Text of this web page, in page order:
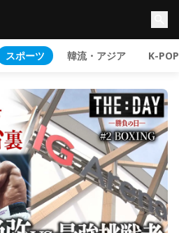
スポーツ 韓流・アジア K-POP